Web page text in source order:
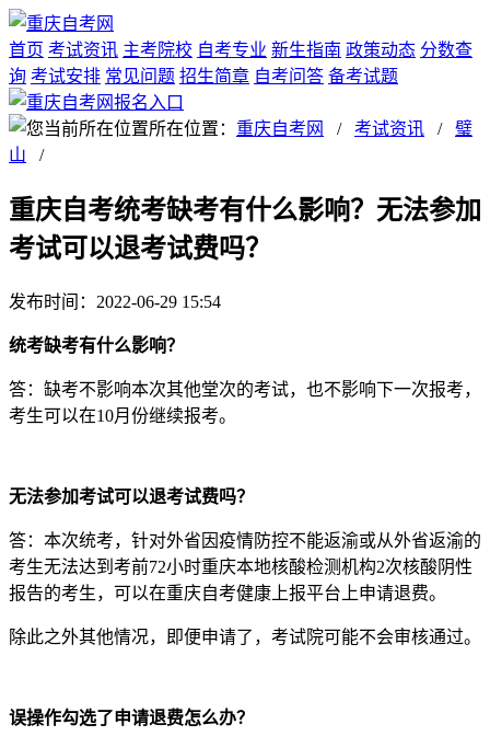
首页 考试资讯 主考院校 自考专业 新生指南 政策动态 分数查
询 考试安排 常见问题 招生简章 自考问答 备考试题
所在位置： 重庆自考网 / 考试资讯 / 璧
山 /
重庆自考统考缺考有什么影响？无法参加
考试可以退考试费吗？
发布时间：2022-06-29 15:54
统考缺考有什么影响？
答：缺考不影响本次其他堂次的考试，也不影响下一次报考，
考生可以在10月份继续报考。
无法参加考试可以退考试费吗？
答：本次统考，针对外省因疫情防控不能返渝或从外省返渝的
考生无法达到考前72小时重庆本地核酸检测机构2次核酸阴性
报告的考生，可以在重庆自考健康上报平台上申请退费。
除此之外其他情况，即便申请了，考试院可能不会审核通过。
误操作勾选了申请退费怎么办？